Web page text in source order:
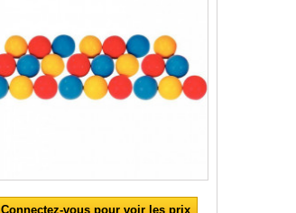
Connectez-vous pour voir les prix